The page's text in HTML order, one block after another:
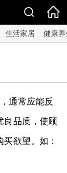
生活家居 健康养
通常应能反
良品质，使顾
欲望。如：